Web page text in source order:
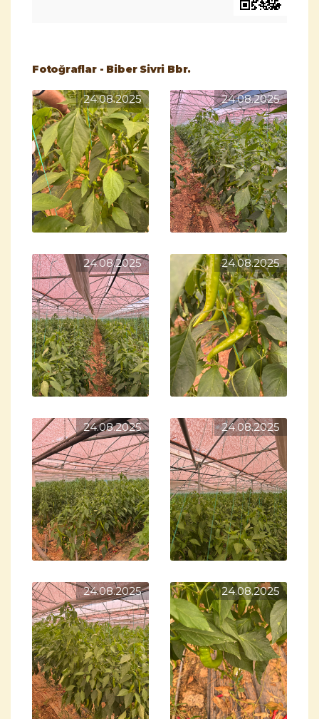
Fotoğraflar - Biber Sivri Bbr.
24.08.2025 24.08.2025
24.08.2025 24.08.2025
24.08.2025 24.08.2025
24.08.2025 24.08.2025